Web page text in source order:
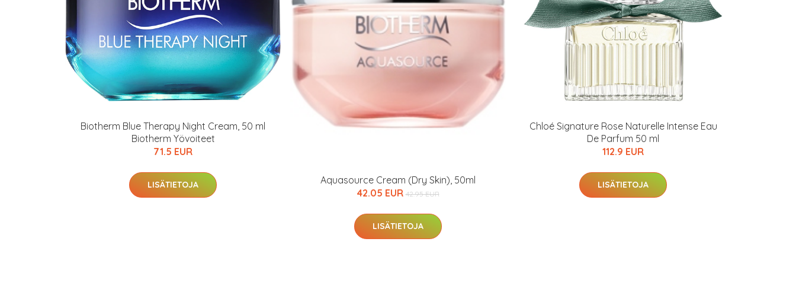
Biotherm Blue Therapy Night Cream, 50 ml
Biotherm Yövoiteet
71.5 EUR
LISÄTIETOJA
Aquasource Cream (Dry Skin), 50ml
42.05 EUR 42.95 EUR
LISÄTIETOJA
Chloé Signature Rose Naturelle Intense Eau
De Parfum 50 ml
112.9 EUR
LISÄTIETOJA